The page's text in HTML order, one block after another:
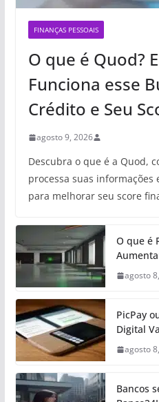
FINANÇAS PESSOAIS
O que é Quod?
Funciona esse
Crédito e Seu
agosto 9, 2026
Descubra o que é a Quod,
processa suas informações
para melhorar seu score
O que é
agosto
PicPay
Digital
agosto
Bancos